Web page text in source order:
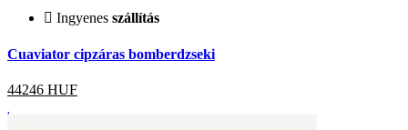
Ingyenes szállítás
Cuaviator cipzáras bomberdzseki
44246 HUF